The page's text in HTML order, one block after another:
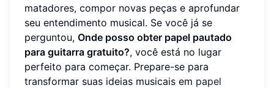
matadores, compor novas peças e aprofundar
seu entendimento musical. Se você já se
perguntou, Onde posso obter papel pautado
para guitarra gratuito?, você está no lugar
perfeito para começar. Prepare-se para
transformar suas ideias musicais em papel